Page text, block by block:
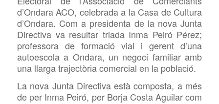
d’Ondara ACO, celebrada a la Casa de Cultura
d’Ondara. Com a presidenta de la nova Junta
Directiva va resultar triada Inma Peiró Pérez;
professora de formació vial i gerent d’una
autoescola a Ondara, un negoci familiar amb
una llarga trajectòria comercial en la població.
La nova Junta Directiva està composta, a més
de per Inma Peiró, per Borja Costa Aguilar com